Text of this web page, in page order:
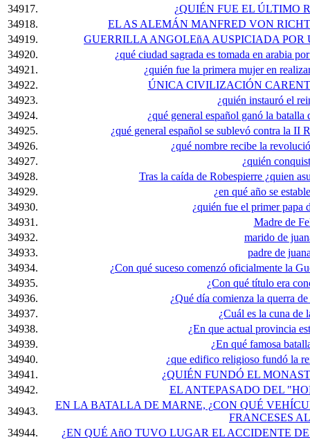
34917.
¿QUIÉN FUE EL ÚLTIMO
34918.
EL AS ALEMÁN MANFRED VON
34919.
GUERRILLA ANGOLEñA AUSPICIADA POR
34920.
¿qué ciudad sagrada es tomada en arabia
34921.
¿quién fue la primera mujer en
34922.
ÚNICA CIVILIZACIÓN
34923.
¿quién instauró el
34924.
¿qué general español ganó la
34925.
¿qué general español se sublevó contra la II
34926.
¿qué nombre recibe la
34927.
¿quién
34928.
Tras la caída de Robespierre ¿quien
34929.
¿en qué año se
34930.
¿quién fue el primer papa
34931.
Madre de
34932.
marido de
34933.
padre de
34934.
¿Con qué suceso comenzó oficialmente la
34935.
¿Con qué título era
34936.
¿Qué día comienza la querra
34937.
¿Cuál es la cuna de
34938.
¿En que actual provincia
34939.
¿En qué famosa
34940.
¿que edifico religioso fundó la
34941.
¿QUIÉN FUNDÓ EL
34942.
EL ANTEPASADO DEL
34943.
EN LA BATALLA DE MARNE, ¿CON QUÉ
FRANCESES
34944.
¿EN QUÉ AñO TUVO LUGAR EL ACCIDENTE